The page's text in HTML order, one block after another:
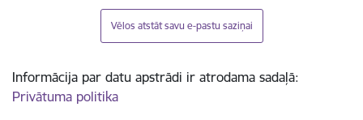
Vēlos atstāt savu e-pastu saziņai
Informācija par datu apstrādi ir atrodama sadaļā:
Privātuma politika